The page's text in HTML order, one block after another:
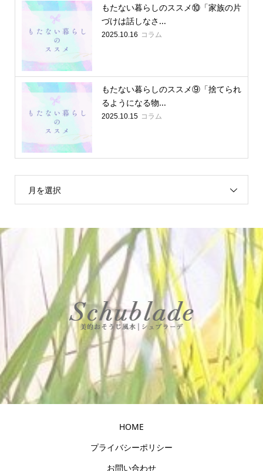
もたない暮らしのススメ⑩「家族の片
づけは話しなさ...
2025.10.16 コラム
もたない暮らしのススメ⑨「捨てられ
るようになる物...
2025.10.15 コラム
月を選択
HOME
プライバシーポリシー
お問い合わせ